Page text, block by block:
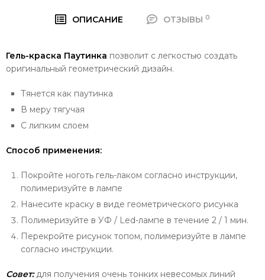
ОПИСАНИЕ ОТЗЫВЫ 0
Гель-краска Паутинка позволит с легкостью создать
оригинальный геометрический дизайн.
Тянется как паутинка
В меру тягучая
С липким слоем
Способ применения:
Покройте ноготь гель-лаком согласно инструкции,
полимеризуйте в лампе
Нанесите краску в виде геометрического рисунка
Полимеризуйте в УФ / Led-лампе в течение 2 / 1 мин.
Перекройте рисунок топом, полимеризуйте в лампе
согласно инструкции.
Совет:для получения очень тонких невесомых линий